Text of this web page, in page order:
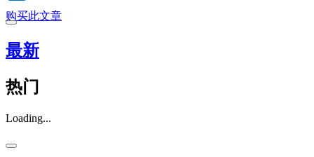
购买此文章
最新
热门
Loading...